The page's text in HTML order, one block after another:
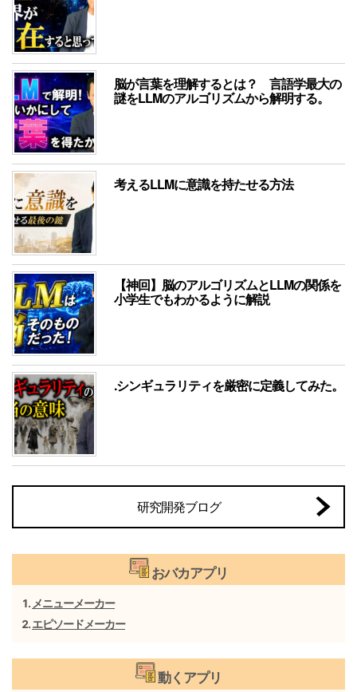
脳が言葉を理解するとは？ 言語学最大の
謎をLLMのアルゴリズムから解明する。
考えるLLMに意識を持たせる方法
【神回】脳のアルゴリズムとLLMの関係を
小学生でもわかるように解説
.シンギュラリティを厳密に定義してみた。
研究開発ブログ
おバカアプリ
メニューメーカー
エピソードメーカー
動くアプリ